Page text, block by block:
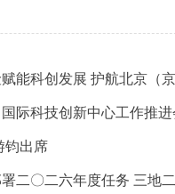
能科创发展 护航北京（
际科技创新中心工作推
钧出席
二〇二六年度任务 三地